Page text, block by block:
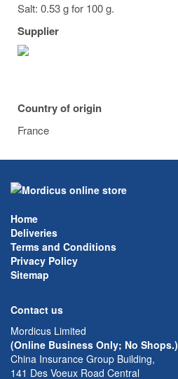
Salt: 0.53 g for 100 g.
Supplier
Country of origin
France
Home
Deliveries
Terms and Conditions
Privacy Policy
Sitemap
Contact us
Mordicus Limited
(Online Business Only; No Shops.)
China Insurance Group Building,
141 Des Voeux Road Central